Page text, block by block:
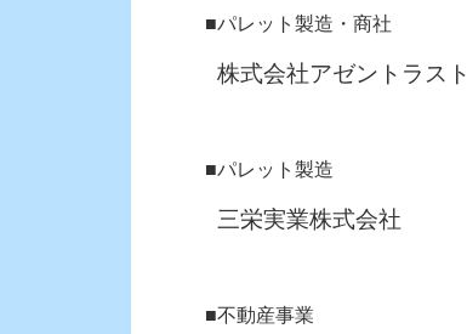
■パレット製造・商社
株式会社アゼントラスト
■パレット製造
三栄実業株式会社
■不動産事業